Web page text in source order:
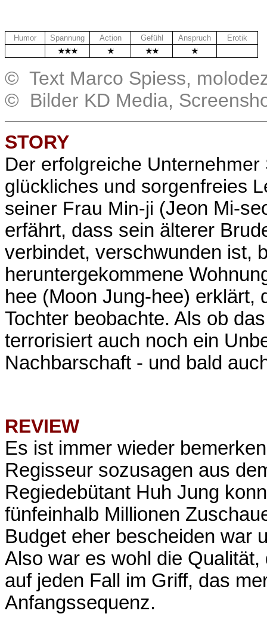
Humor Spannung Action Gefühl Anspruch
Erotik
© Text Marco Spiess,
© Bilder KD Media,
STORY
Der erfolgreiche Unternehmer
glückliches und sorgenfreies
seiner Frau Min-ji (Jeon Mi-
erfährt, dass sein älterer
verbindet, verschwunden ist,
heruntergekommene
hee (Moon Jung-hee) erklärt,
Tochter beobachte. Als ob
terrorisiert auch noch ein
Nachbarschaft - und bald
REVIEW
Es ist immer wieder
Regisseur sozusagen aus
Regiedebütant Huh Jung
fünfeinhalb Millionen
Budget eher bescheiden war
Also war es wohl die
auf jeden Fall im Griff, das
Anfangssequenz.